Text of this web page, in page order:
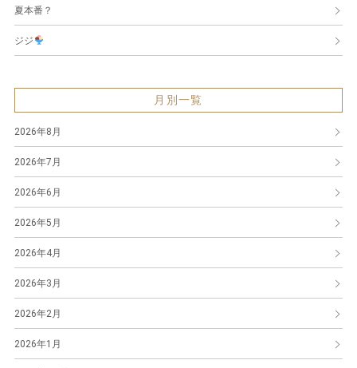
夏本番？
ジジ
月別一覧
2026年8月
2026年7月
2026年6月
2026年5月
2026年4月
2026年3月
2026年2月
2026年1月